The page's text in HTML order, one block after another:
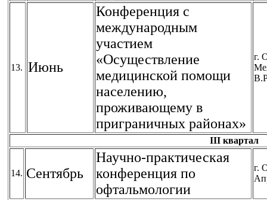
13. Июнь
Конференция с
международным
участием
«Осуществление
медицинской помощи
населению,
проживающему в
приграничных районах»
г.
III квартал
14. Сентябрь
Научно-практическая
конференция по
офтальмологии
г.